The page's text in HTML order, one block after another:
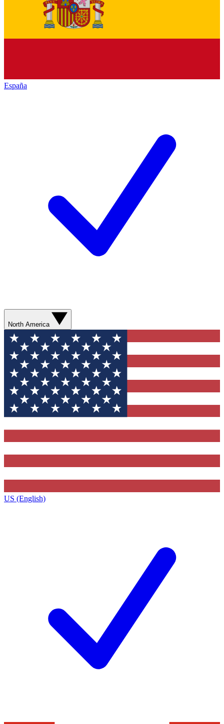
España
North America
US (English)